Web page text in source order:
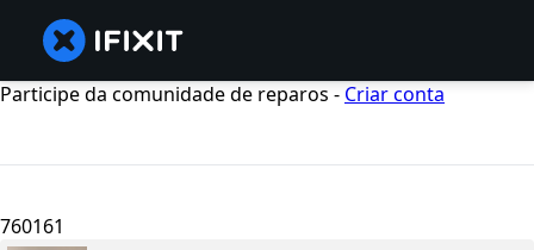
Participe da comunidade de reparos - Criar conta
760161